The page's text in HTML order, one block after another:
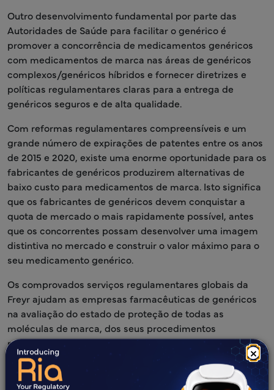
×
Outro desenvolvimento fundamental por parte das
Autoridades de Saúde para facilitar o genérico é
promover a concorrência de medicamentos genéricos
com medicamentos de marca nas áreas de genéricos
complexos/genéricos híbridos e fornecer diretrizes e
políticas regulamentares claras para a entrega de
genéricos seguros e de alta qualidade.
Com reformas regulamentares compreensíveis e um
grande número de expirações de patentes entre os anos
de 2015 e 2020, existe uma enorme oportunidade para os
fabricantes de genéricos produzirem alternativas de
baixo custo para medicamentos de marca. Isto significa
que os fabricantes de genéricos devem conquistar a
quota de mercado o mais rapidamente possível, antes
que os concorrentes possam desenvolver uma imagem
distintiva no mercado e construir o valor máximo para o
seu medicamento genérico.
Os comprovados serviços regulamentares globais da
Freyr ajudam as empresas farmacêuticas de genéricos
na avaliação do estado de proteção de todas as
moléculas de marca, dos seus procedimentos
regulamentares e da dinâmica do mercado em todos os
segmentos, para compreender as oportunidades e
lacunas dos genéricos em diferentes regiões do mundo e
otimizar o seu portefólio de serviços com uma margem